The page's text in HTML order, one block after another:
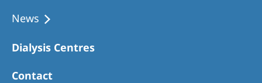
News
Dialysis Centres
Contact